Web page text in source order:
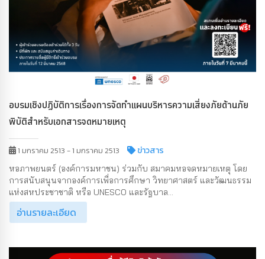
อบรมเชิงปฏิบัติการเรื่องการจัดทำแผนบริหารความเสี่ยงภัยด้านภัย
พิบัติสำหรับเอกสารจดหมายเหตุ
1 มกราคม 2513 - 1 มกราคม 2513 ข่าวสาร
หอภาพยนตร์ (องค์การมหาชน) ร่วมกับ สมาคมหอจดหมายเหตุ โดย
การสนับสนุนจากองค์การเพื่อการศึกษา วิทยาศาสตร์ และวัฒนธรรม
แห่งสหประชาชาติ หรือ UNESCO และรัฐบาล...
อ่านรายละเอียด